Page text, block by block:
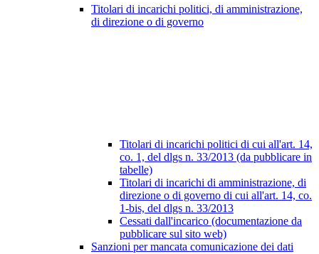
Titolari di incarichi politici, di amministrazione,
di direzione o di governo
Titolari di incarichi politici di cui all'art. 14,
co. 1, del dlgs n. 33/2013 (da pubblicare in
tabelle)
Titolari di incarichi di amministrazione, di
direzione o di governo di cui all'art. 14, co.
1-bis, del dlgs n. 33/2013
Cessati dall'incarico (documentazione da
pubblicare sul sito web)
Sanzioni per mancata comunicazione dei dati